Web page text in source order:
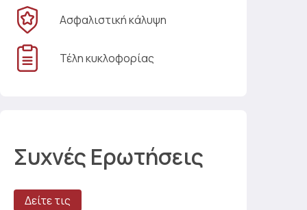
Ασφαλιστική κάλυψη
Τέλη κυκλοφορίας
Συχνές Ερωτήσεις
Δείτε τις